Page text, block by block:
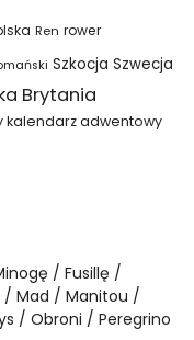
Ren rower
Szkocja Szwecja
Brytania
kalendarz adwentowy
Fusillę
Mad
Manitou
Obroni
Peregrino